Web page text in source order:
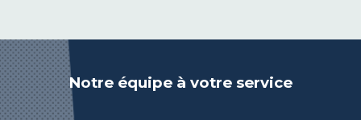
Notre équipe à votre service